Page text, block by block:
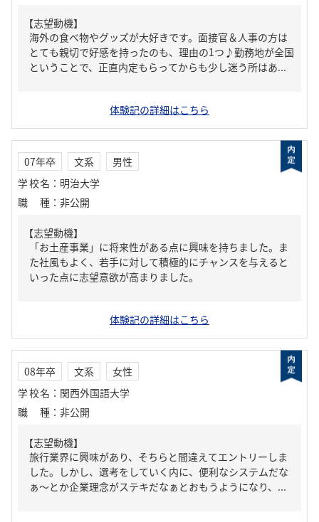
【志望動機】
海外の食べ物やグッズが大好きです。面接官＆人事の方は
とても親切で好感を持ったのも、理由の1つ♪勤務地が全国
ということで、正直内定もらってからも少し迷う所はあ...
体験記の詳細はこちら
07年卒 文系
男性
学校名 ： 明治大学
職種 ： 非公開
【志望動機】
「お土産事業」に将来性がある点に興味を持ちました。ま
た社風もよく、若手に対して積極的にチャンスを与えると
いった点に志望意欲が高まりました。
体験記の詳細はこちら
08年卒 文系
女性
学校名 ： 関西外国語大学
職種 ： 非公開
【志望動機】
旅行業界に興味があり、そちらと間違えてエントリーしま
した。しかし、選考をしていく内に、便利なシステムだな
ぁ～とか企業理念がステキだなぁとおもうようになり、...